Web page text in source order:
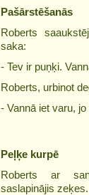
Pašārstēšanās
Roberts
saka:
- Tev ir puņķi.
Roberts, urbinot
- Vannā iet varu,
Peļķe kurpē
Roberts ar
saslapinājis zeķes.